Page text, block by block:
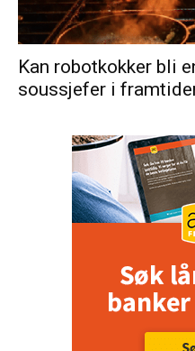
Kan robotkokker bli
soussjefer i